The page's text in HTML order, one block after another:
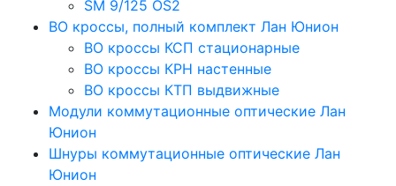
SM 9/125 OS2
ВО кроссы, полный комплект Лан Юнион
ВО кроссы КСП стационарные
ВО кроссы КРН настенные
ВО кроссы КТП выдвижные
Модули коммутационные оптические Лан
Юнион
Шнуры коммутационные оптические Лан
Юнион